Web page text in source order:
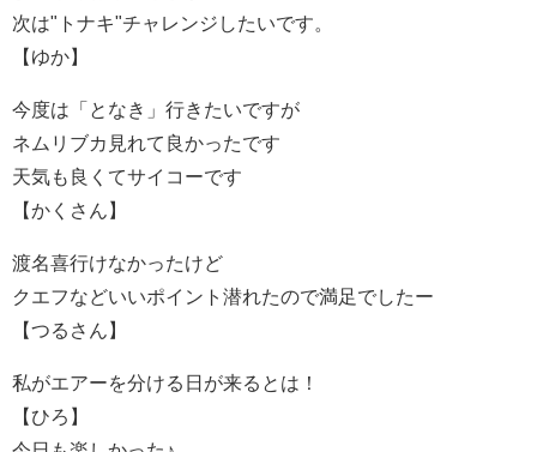
次は"トナキ"チャレンジしたいです。
【ゆか】
今度は「となき」行きたいですが
ネムリブカ見れて良かったです
天気も良くてサイコーです
【かくさん】
渡名喜行けなかったけど
クエフなどいいポイント潜れたので満足でしたー
【つるさん】
私がエアーを分ける日が来るとは！
【ひろ】